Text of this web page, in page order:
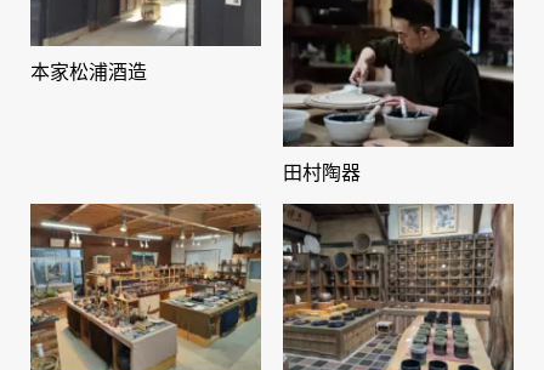
本家松浦酒造
田村陶器